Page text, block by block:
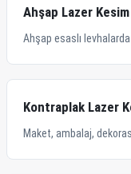
Ahşap Lazer Kesim
Ahşap esaslı
Kontraplak Lazer
Maket, ambalaj,